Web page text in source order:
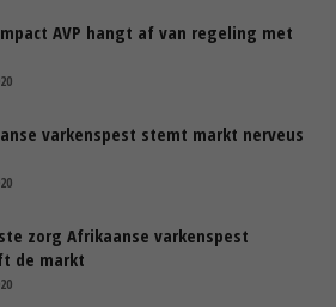
AVP hangt af van regeling met
varkenspest stemt markt nerveus
zorg Afrikaanse varkenspest
de markt